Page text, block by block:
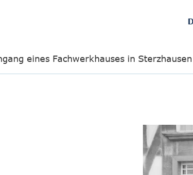
eines Fachwerkhauses in Sterzhausen